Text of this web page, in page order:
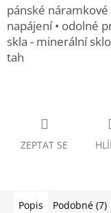
www.inpraise.cz
Gaming
sport
zahrada
pánské
napájení • odolné
skla - minerální
tah
ZEPTAT SE
Popis Podobné (7)